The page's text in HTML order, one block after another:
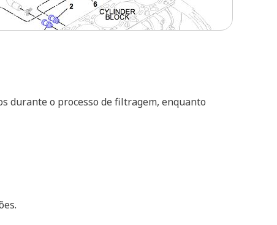
durante o processo de filtragem, enquanto